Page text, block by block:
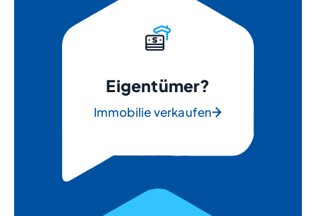
Eigentümer?
Immobilie verkaufen